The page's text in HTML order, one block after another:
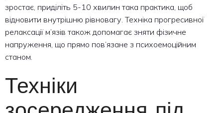
зростає, приділіть 5-10 хвилин така практика, щоб
відновити внутрішню рівновагу. Техніка прогресивної
релаксації м’язів також допомагає зняти фізичне
напруження, що прямо пов’язане з психоемоційним
станом.
Техніки